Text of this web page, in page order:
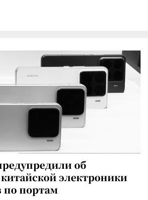
об
электроники
по портам